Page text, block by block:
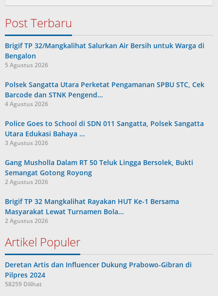
Post Terbaru
Brigif TP 32/Mangkalihat Salurkan Air Bersih untuk Warga di
Bengalon
5 Agustus 2026
Polsek Sangatta Utara Perketat Pengamanan SPBU STC, Cek
Barcode dan STNK Pengend…
4 Agustus 2026
Police Goes to School di SDN 011 Sangatta, Polsek Sangatta
Utara Edukasi Bahaya …
3 Agustus 2026
Gang Musholla Dalam RT 50 Teluk Lingga Bersolek, Bukti
Semangat Gotong Royong
2 Agustus 2026
Brigif TP 32 Mangkalihat Rayakan HUT Ke-1 Bersama
Masyarakat Lewat Turnamen Bola…
2 Agustus 2026
Artikel Populer
Deretan Artis dan Influencer Dukung Prabowo-Gibran di
Pilpres 2024
58259 Dilihat